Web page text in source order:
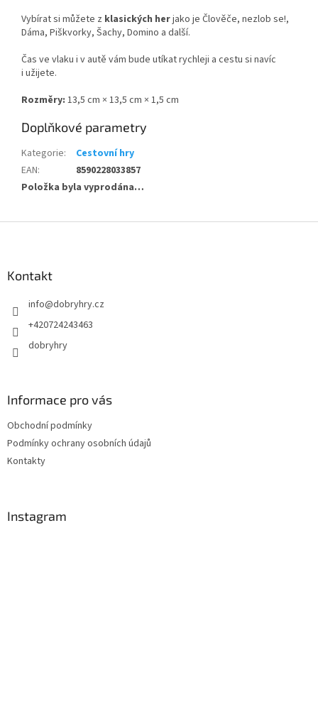
Vybírat si můžete z klasických herjako je Člověče, nezlob se!,
Dáma, Piškvorky, Šachy, Domino a další.
Čas ve vlaku i v autě vám bude utíkat rychleji a cestu si navíc
i užijete.
Rozměry: 13,5 cm × 13,5 cm × 1,5 cm
Doplňkové parametry
Kategorie:
Cestovní hry
EAN:
8590228033857
Položka byla vyprodána…
Kontakt
info@dobryhry.cz
+420724243463
dobryhry
Informace pro vás
Obchodní podmínky
Podmínky ochrany osobních údajů
Kontakty
Instagram